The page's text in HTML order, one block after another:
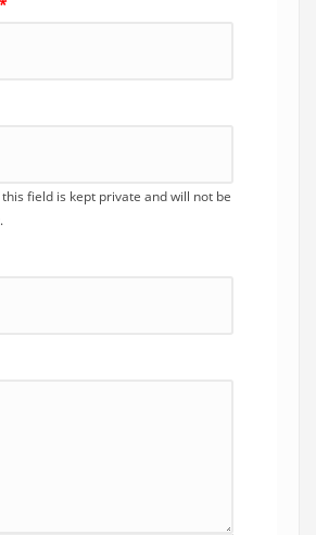
field is kept private and will not be